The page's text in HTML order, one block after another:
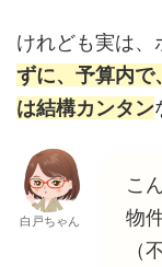
けれども実は、
ずに、予算内で
は結構カンタン
白戸ちゃん
こ
物
（